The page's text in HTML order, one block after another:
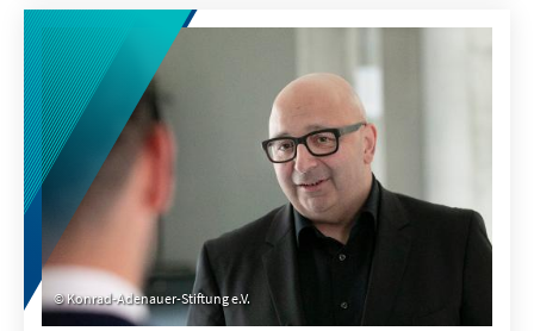
Konrad-Adenauer-Stiftung e.V.